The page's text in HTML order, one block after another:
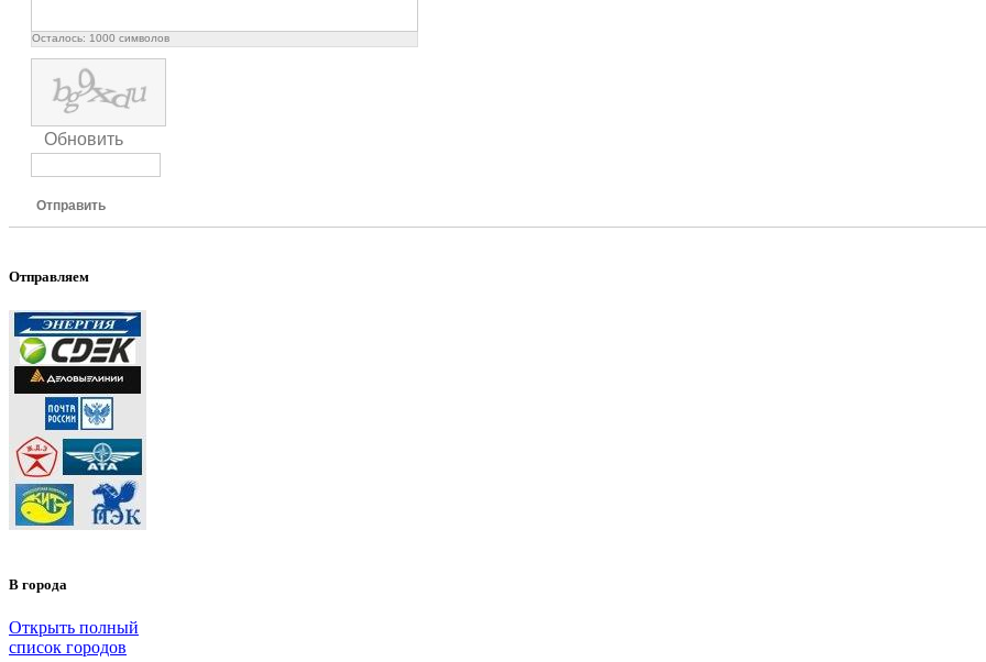
Осталось: 1000 символов
Обновить
Отправить
Отправляем
В города
Открыть полный
список городов